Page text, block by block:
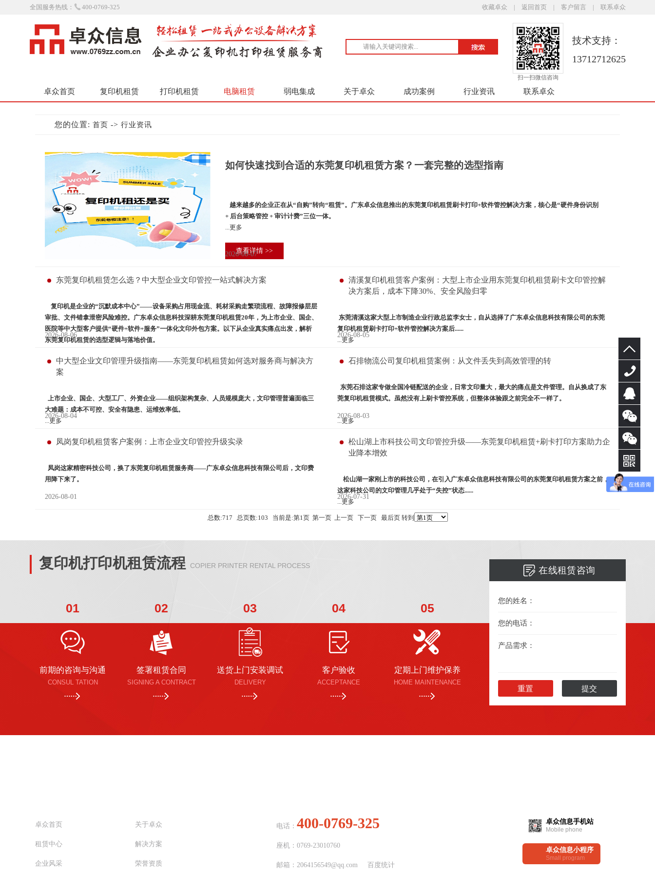
全国服务热线： 400-0769-325 收藏卓众 | 返回首页| 客户留言 | 联系卓众
扫一扫微信咨询
技术支持：
13712712625
卓众首页 复印机租赁 打印机租赁 电脑租赁 弱电集成 关于卓众 成功案例 行业资讯 联系卓众
您的位置: 首页 -> 行业资讯
如何快速找到合适的东莞复印机租赁方案？一套完整的选型指南
越来越多的企业正在从“自购”转向“租赁”。 广东卓众信息推出的东莞复印机租赁刷卡打印+软件管控解决方案 ，核心是“硬件身份识别
+ 后台策略管控 + 审计计费”三位一体。
...更多
2026-08-07
东莞复印机租赁怎么选？中大型企业文印管控一站式解决方案
复印机是企业的“沉默成本中心”——设备采购占用现金流、耗材采购走繁琐流程、故障报修层层
审批、文件错拿泄密风险难控。广东卓众信息科技深耕东莞复印机租赁20年，为上市企业、国企、
医院等中大型客户提供“硬件+软件+服务”一体化文印外包方案。以下从企业真实痛点出发，解析
东莞复印机租赁的选型逻辑与落地价值。
2026-08-06
清溪复印机租赁客户案例：大型上市企业用东莞复印机租赁刷卡文印管控解
决方案后，成本下降30%、安全风险归零
东莞清溪这家大型上市制造企业行政总监李女士，自从​选择了广东卓众信息科技有限公司的东莞
复印机租赁刷卡打印+软件管控解决方案后......
...更多
2026-08-05
中大型企业文印管理升级指南——东莞复印机租赁如何选对服务商与解决方
案
上市企业、国企、大型工厂、外资企业——组织架构复杂、人员规模庞大，文印管理普遍面临三
大难题： 成本不可控、安全有隐患、运维效率低。
...更多
2026-08-04
石排物流公司复印机租赁案例：从文件丢失到高效管理的转
东莞石排这家专做全国冷链配送的企业，日常文印量大， 最大的痛点是文件管理。自从换成了东
莞复印机租赁模式。虽然没有上刷卡管控系统，但整体体验跟之前完全不一样了。
...更多
2026-08-03
凤岗复印机租赁客户案例：上市企业文印管控升级实录
凤岗这家精密科技公司， 换了东莞复印机租赁服务商——广东卓众信息科技有限公司后， 文印费
用降下来了。
2026-08-01
松山湖上市科技公司文印管控升级——东莞复印机租赁+刷卡打印方案助力企
业降本增效
​ 松山湖一家刚上市的科技公司， 在引入广东卓众信息科技有限公司的东莞复印机租赁方案之前，
这家科技公司的文印管理几乎处于“失控”状态......
...更多
2026-07-31
总数:717 总页数:103 当前是:第1页 第一页 上一页 下一页 最后页转到
复印机打印机租赁流程 COPIER PRINTER RENTAL PROCESS
01
前期的咨询与沟通
CONSUL TATION
02
签署租赁合同
SIGNING A CONTRACT
03
送货上门安装调试
DELIVERY
04
客户验收
ACCEPTANCE
05
定期上门维护保养
HOME MAINTENANCE
在线租赁咨询
您的姓名：
您的电话：
产品需求：
卓众首页 关于卓众
租赁中心 解决方案
企业风采 荣誉资质
电话： 400-0769-325
座机：0769-23010760
邮箱：2064156549@qq.com 百度统计
卓众信息手机站
Mobile phone
卓众信息小程序
Small program
400-
0769-
325
在线
咨询